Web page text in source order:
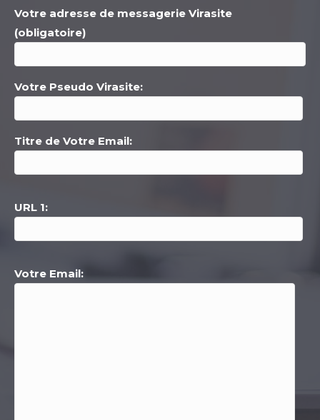
Votre adresse de messagerie Virasite
(obligatoire)
Votre Pseudo Virasite:
Titre de Votre Email:
URL 1:
Votre Email: